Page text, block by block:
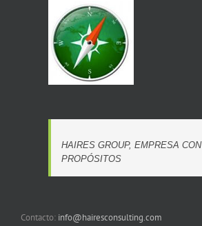
HAIRES GROUP, EMPRESA CON
PROPÓSITOS
Contacto: info@hairesconsulting.com